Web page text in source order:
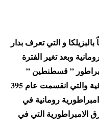
و التي تعرف بدار
وبعد تغير الفترة
” قسطنطين ”
للديانة المسيحية للإمبراطورية الشرقية والتي انقسمت عام 395
رومانية في
الامبراطورية التي في